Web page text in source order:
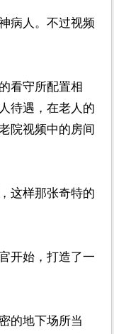
病人。不过视频
看守所配置相
待遇，在老人的
院视频中的房间
这样那张奇特的
开始，打造了一
的地下场所当